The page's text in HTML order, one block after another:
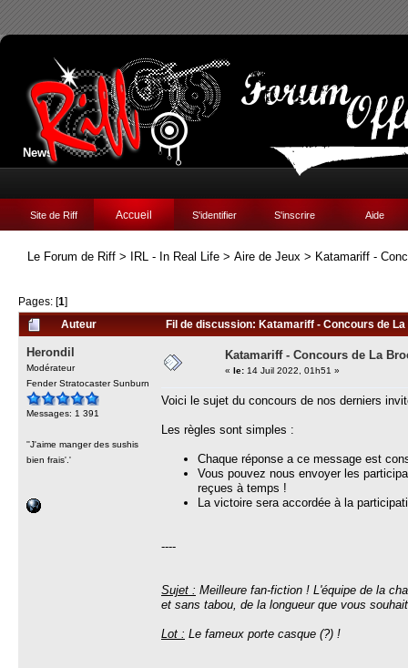
News:
Site de Riff Accueil S'identifier S'inscrire Aide
Le Forum de Riff > IRL - In Real Life > Aire de Jeux > Katamariff -
Pages: [1]
Auteur
Fil de discussion: Katamariff - Concours de
Herondil
Modérateur
Fender Stratocaster Sunburn
Messages: 1 391
''J'aime manger des sushis
bien frais'.'
Katamariff - Concours de La
« le: 14 Juil 2022, 01h51 »
Voici le sujet du concours de nos derniers
Les règles sont simples :
Chaque réponse a ce message est
Vous pouvez nous envoyer les
reçues à temps !
La victoire sera accordée à la
----
Sujet : Meilleure fan-fiction ! L'équipe de la
et sans tabou, de la longueur que vous
Lot : Le fameux porte casque (?) !